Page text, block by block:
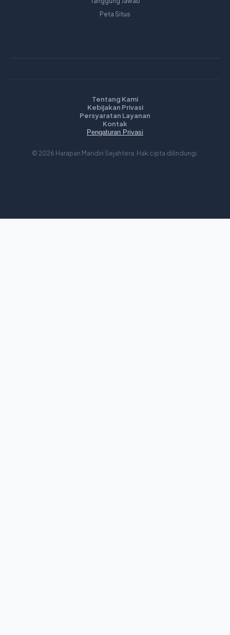
Peta Situs
Tentang Kami
Kebijakan Privasi
Persyaratan Layanan
Kontak
Pengaturan Privasi
© 2026 Harapan Mandiri Sejahtera. Hak cipta dilindungi.